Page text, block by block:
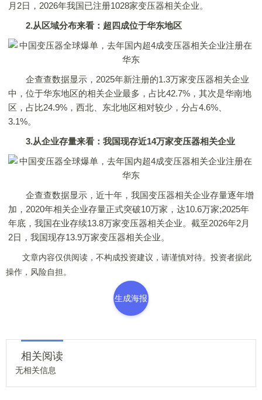
月2日，2026年我国已注册1028家变压器相关企业。
2.从区域分布来看：超四成位于华东地区
企查查数据显示，2025年新注册的1.3万家变压器相关企业
中，位于华东地区的相关企业最多，占比42.7%，其次是华南地
区，占比24.9%，西北、东北地区相对较少，分占4.6%、
3.1%。
3.从企业存量来看：我国现存近14万家变压器相关企业
企查查数据显示，近十年，我国变压器相关企业存量逐年增
加，2020年相关企业存量正式突破10万家，达10.6万家;2025年
年底，我国在业存续13.8万家变压器相关企业。截至2026年2月
2日，我国现存13.9万家变压器相关企业。
文章内容仅供阅读，不构成投资建议，请谨慎对待。投资者据此
操作，风险自担。
生成海报
相关阅读
无相关信息